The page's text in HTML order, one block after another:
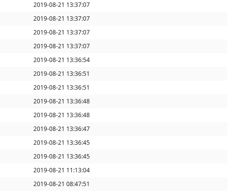
2019-08-21 13:37:07
2019-08-21 13:37:07
2019-08-21 13:37:07
2019-08-21 13:37:07
2019-08-21 13:36:54
2019-08-21 13:36:51
2019-08-21 13:36:51
2019-08-21 13:36:48
2019-08-21 13:36:48
2019-08-21 13:36:47
2019-08-21 13:36:45
2019-08-21 13:36:45
2019-08-21 11:13:04
2019-08-21 08:47:51